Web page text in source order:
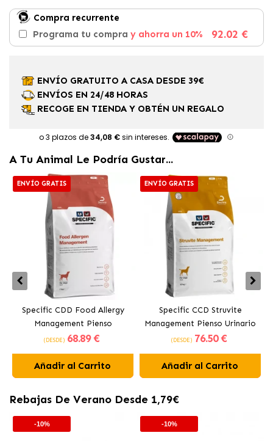
Compra recurrente
Programa tu compra y ahorra un 10% 92.02 €
ENVÍO GRATUITO A CASA DESDE 39€
ENVÍOS EN 24/48 HORAS
RECOGE EN TIENDA Y OBTÉN UN REGALO
A Tu Animal Le Podría Gustar...
ENVÍO GRATIS
Specific CDD Food Allergy
Management Pienso
Hipoalergénico para Perros
(DESDE) 68.89 €
Añadir al Carrito
ENVÍO GRATIS
Specific CCD Struvite
Management Pienso Urinario
para Perros
(DESDE) 76.50 €
Añadir al Carrito
Rebajas De Verano Desde 1,79€
-10% -10%